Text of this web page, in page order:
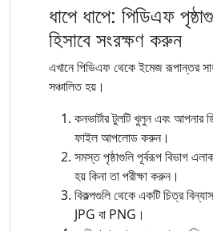
ধাপে ধাপে: পিডিএফ
হিসাবে সংরক্ষণ করুন
এখানে পিডিএফ থেকে ইমেজ রূপান্তর
সঞ্চালিত হয়।
কনভার্টার টুলটি খুলুন এবং আপনার
ফাইল আপলোড করুন।
সমস্ত পৃষ্ঠাগুলি পূর্বরূপ বিভাগ
হয় কিনা তা পরীক্ষা করুন।
বিকল্পগুলি থেকে একটি চিত্র
JPG বা PNG।